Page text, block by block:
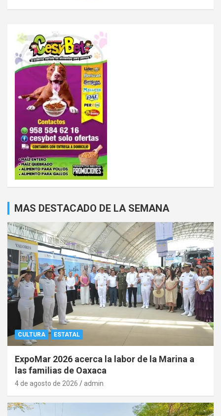
MAS DESTACADO DE LA SEMANA
CULTURA ESTATAL
ExpoMar 2026 acerca la labor de la Marina a
las familias de Oaxaca
4 de agosto de 2026 admin